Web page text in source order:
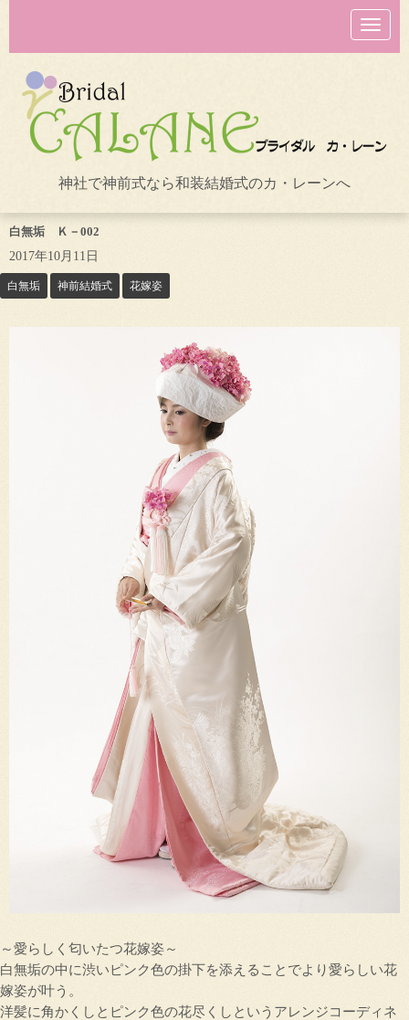
N
a
v
o
n
神社で神前式なら和装結婚式のカ・レーンへ
白無垢 Ｋ－002
2017年10月11日
白無垢 神前結婚式 花嫁姿
～愛らしく匂いたつ花嫁姿～
白無垢の中に渋いピンク色の掛下を添えることでより愛らしい花
嫁姿が叶う。
洋髪に角かくしとピンク色の花尽くしというアレンジコーディネ